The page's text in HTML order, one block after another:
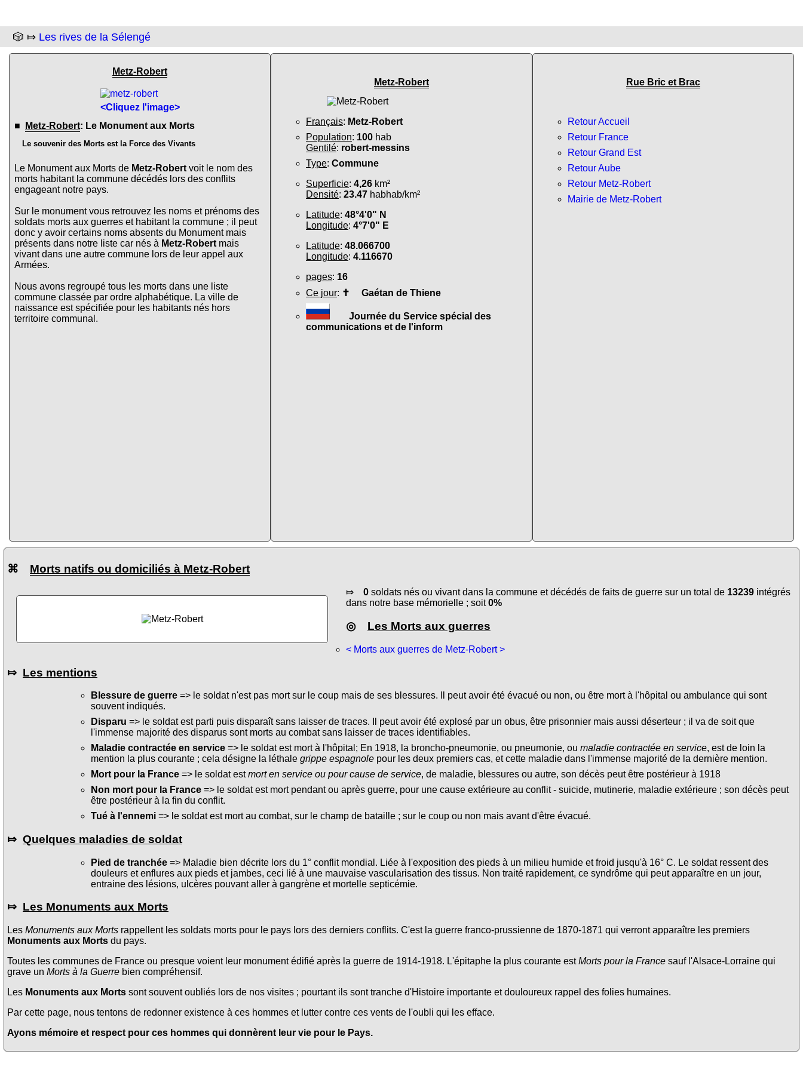
🎲 ⤇ Les rives de la Sélengé
Metz-Robert
<Cliquez l'image>
■
Metz-Robert: Le Monument aux Morts
Le souvenir des Morts est la Force des Vivants
Le Monument aux Morts de Metz-Robert voit le nom des
morts habitant la commune décédés lors des conflits
engageant notre pays.
Sur le monument vous retrouvez les noms et prénoms des
soldats morts aux guerres et habitant la commune ; il peut
donc y avoir certains noms absents du Monument mais
présents dans notre liste car nés à Metz-Robert mais
vivant dans une autre commune lors de leur appel aux
Armées.
Nous avons regroupé tous les morts dans une liste
commune classée par ordre alphabétique. La ville de
naissance est spécifiée pour les habitants nés hors
territoire communal.
Metz-Robert
Français: Metz-Robert
Population: 100 hab
Gentilé: robert-messins
Type: Commune
Superficie: 4,26 km²
Densité: 23.47 habhab/km²
Latitude: 48°4'0" N
Longitude: 4°7'0" E
Latitude: 48.066700
Longitude: 4.116670
pages: 16
Ce jour: ✝ Gaétan de Thiene
Journée du Service spécial des
communications et de l'inform
Rue Bric et Brac
Retour Accueil
Retour France
Retour Grand Est
Retour Aube
Retour Metz-Robert
Mairie de Metz-Robert
⌘ Morts natifs ou domiciliés à Metz-Robert
⤇ 0 soldats nés ou vivant dans la commune et décédés de faits de guerre sur un total de 13239 intégrés
dans notre base mémorielle ; soit0%
◎ Les Morts aux guerres
< Morts aux guerres de Metz-Robert >
⤇ Les mentions
Blessure de guerre => le soldat n'est pas mort sur le coup mais de ses blessures. Il peut avoir été évacué ou non, ou être mort à l'hôpital ou ambulance qui sont
souvent indiqués.
Disparu => le soldat est parti puis disparaît sans laisser de traces. Il peut avoir été explosé par un obus, être prisonnier mais aussi déserteur ; il va de soit que
l'immense majorité des disparus sont morts au combat sans laisser de traces identifiables.
Maladie contractée en service => le soldat est mort à l'hôpital; En 1918, la broncho-pneumonie, ou pneumonie, ou maladie contractée en service, est de loin la
mention la plus courante ; cela désigne la léthale grippe espagnole pour les deux premiers cas, et cette maladie dans l'immense majorité de la dernière mention.
Mort pour la France => le soldat estmort en service ou pour cause de service, de maladie, blessures ou autre, son décès peut être postérieur à 1918
Non mort pour la France => le soldat est mort pendant ou après guerre, pour une cause extérieure au conflit - suicide, mutinerie, maladie extérieure ; son décès peut
être postérieur à la fin du conflit.
Tué à l'ennemi => le soldat est mort au combat, sur le champ de bataille ; sur le coup ou non mais avant d'être évacué.
⤇ Quelques maladies de soldat
Pied de tranchée => Maladie bien décrite lors du 1° conflit mondial. Liée à l'exposition des pieds à un milieu humide et froid jusqu'à 16° C. Le soldat ressent des
douleurs et enflures aux pieds et jambes, ceci lié à une mauvaise vascularisation des tissus. Non traité rapidement, ce syndrôme qui peut apparaître en un jour,
entraine des lésions, ulcères pouvant aller à gangrène et mortelle septicémie.
⤇ Les Monuments aux Morts
Les Monuments aux Morts rappellent les soldats morts pour le pays lors des derniers conflits. C'est la guerre franco-prussienne de 1870-1871 qui verront apparaître les premiers
Monuments aux Morts du pays.
Toutes les communes de France ou presque voient leur monument édifié après la guerre de 1914-1918. L'épitaphe la plus courante estMorts pour la France sauf l'Alsace-Lorraine qui
grave un Morts à la Guerre bien compréhensif.
Les Monuments aux Morts sont souvent oubliés lors de nos visites ; pourtant ils sont tranche d'Histoire importante et douloureux rappel des folies humaines.
Par cette page, nous tentons de redonner existence à ces hommes et lutter contre ces vents de l'oubli qui les efface.
Ayons mémoire et respect pour ces hommes qui donnèrent leur vie pour le Pays.